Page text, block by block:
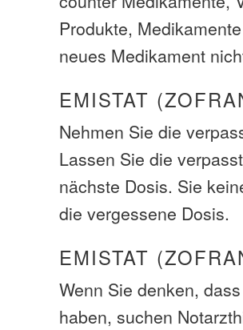
Produkte,
neues Medikament
EMISTAT
Nehmen Sie die
Lassen Sie die
nächste Dosis. Sie
die vergessene Dosis.
EMISTAT
Wenn Sie denken,
haben, suchen